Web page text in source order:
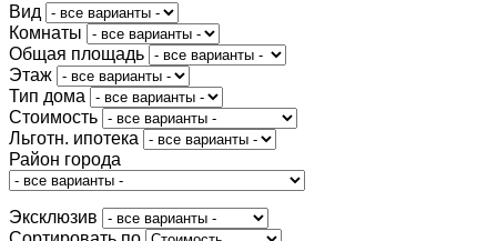
Вид
Комнаты
Общая площадь
Этаж
Тип дома
Стоимость
Льготн. ипотека
Район города
Эксклюзив